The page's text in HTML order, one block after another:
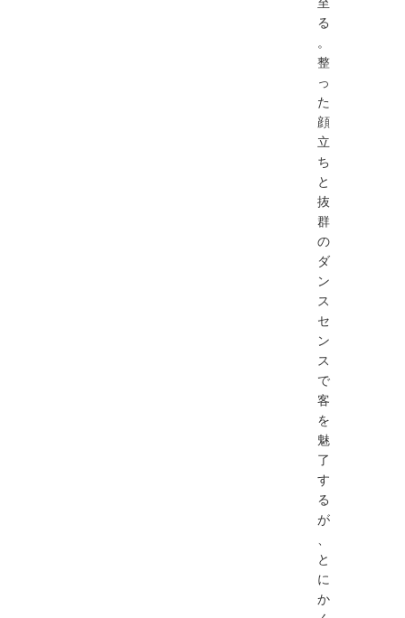
る
。
整
っ
た
顔
立
ち
と
抜
群
の
ダ
ン
ス
セ
ン
ス
で
客
を
魅
了
す
る
が
と
に
か